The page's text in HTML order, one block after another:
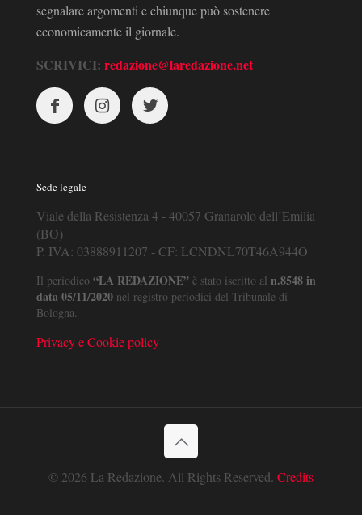
segnalare argomenti e chiunque può sostenere
economicamente il giornale.
SCRIVICI: redazione@laredazione.net
Sede legale
Viale della Resistenza 4 - 40057 Granarolo dell’Emilia
(BO)
P. IVA: 03888911207 - CF: LCNDNL70T46A944O
Il periodico “LA REDAZIONE” è stato iscritto al n.8548 in
data 05/11/2020 nel registro periodici del Tribunale di
Bologna.
Privacy e Cookie policy
© 2026 La Redazione. All Rights Reserved. Credits